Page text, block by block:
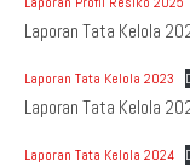
Laporan Tata Kelola
Laporan Tata Kelola 2023
Laporan Tata Kelola
Laporan Tata Kelola 2024